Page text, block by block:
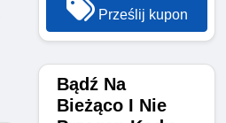
Prześlij kupon
Bądź Na
Bieżąco I Nie